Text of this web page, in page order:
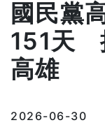
國民黨
151天
高雄
2026-06-30